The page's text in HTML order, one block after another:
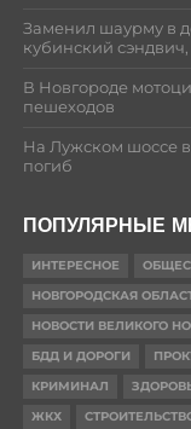
Заменил шаурму в
кубинский
В Новгороде
пешеходов
На Лужском шоссе
погиб
ПОПУЛЯРНЫЕ
ИНТЕРЕСНОЕ
НОВГОРОДСКАЯ
НОВОСТИ ВЕЛИКОГО
БДД И ДОРОГИ
КРИМИНАЛ
ЖКХ